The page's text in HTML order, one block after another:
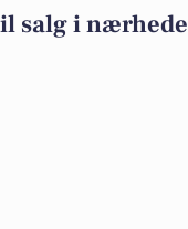
salg i